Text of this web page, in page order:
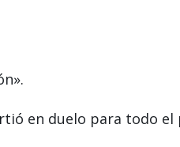
en duelo para todo